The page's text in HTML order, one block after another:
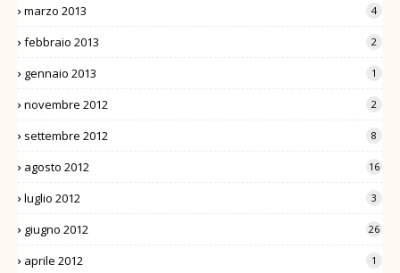
marzo 2013 4
febbraio 2013 2
gennaio 2013 1
novembre 2012 2
settembre 2012 8
agosto 2012 16
luglio 2012 3
giugno 2012 26
aprile 2012 1